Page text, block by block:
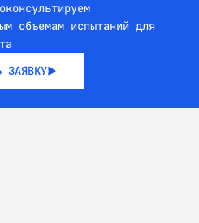
объемам испытаний для
ЗАЯВКУ